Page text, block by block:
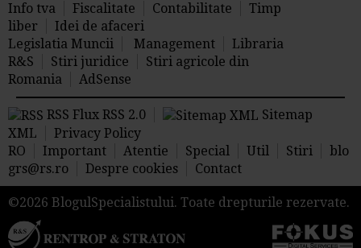
Info tva
Fiscalitate Contabilitate
Timp
liber
Idei de afaceri
Legislatia Muncii
Management
Libraria
R&S
Stiri juridice
Stiri agricole din
Romania
AdSense
RSS Flux RSS 2.0
Sitemap
XML
Privacy Policy
RO
Important Atentie Special Util Stiri
blo
grs@rs.ro
Despre cookies Contact
©2026 BlogulSpecialistului. Toate drepturile rezervate.